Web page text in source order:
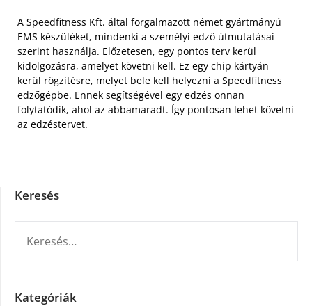
A Speedfitness Kft. által forgalmazott német gyártmányú
EMS készüléket, mindenki a személyi edző útmutatásai
szerint használja. Előzetesen, egy pontos terv kerül
kidolgozásra, amelyet követni kell. Ez egy chip kártyán
kerül rögzítésre, melyet bele kell helyezni a Speedfitness
edzőgépbe. Ennek segítségével egy edzés onnan
folytatódik, ahol az abbamaradt. Így pontosan lehet követni
az edzéstervet.
Keresés
Kategóriák